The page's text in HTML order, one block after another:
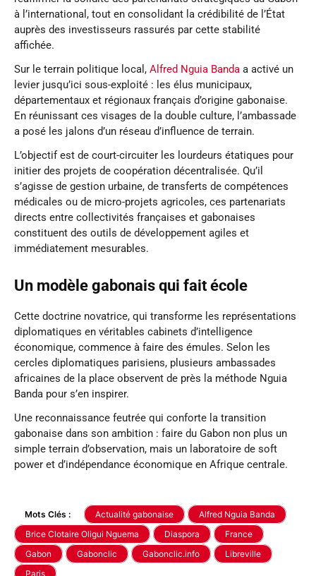
à l’international, tout en consolidant la crédibilité de l’État
auprès des investisseurs rassurés par cette stabilité
affichée.
Sur le terrain politique local, Alfred Nguia Banda a activé un
levier jusqu’ici sous-exploité : les élus municipaux,
départementaux et régionaux français d’origine gabonaise.
En réunissant ces visages de la double culture, l’ambassade
a posé les jalons d’un réseau d’influence de terrain.
L’objectif est de court-circuiter les lourdeurs étatiques pour
initier des projets de coopération décentralisée. Qu’il
s’agisse de gestion urbaine, de transferts de compétences
médicales ou de micro-projets agricoles, ces partenariats
directs entre collectivités françaises et gabonaises
constituent des outils de développement agiles et
immédiatement mesurables.
Un modèle gabonais qui fait école
Cette doctrine novatrice, qui transforme les représentations
diplomatiques en véritables cabinets d’intelligence
économique, commence à faire des émules. Selon les
cercles diplomatiques parisiens, plusieurs ambassades
africaines de la place observent de près la méthode Nguia
Banda pour s’en inspirer.
Une reconnaissance feutrée qui conforte la transition
gabonaise dans son ambition : faire du Gabon non plus un
simple terrain d’observation, mais un laboratoire de soft
power et d’indépendance économique en Afrique centrale.
Mots Clés : Actualité gabonaise
Alfred Nguia Banda
Brice Clotaire Oligui Nguema
Diaspora
France
Gabon
Gabonclic Gabonclic.info
Libreville
Paris